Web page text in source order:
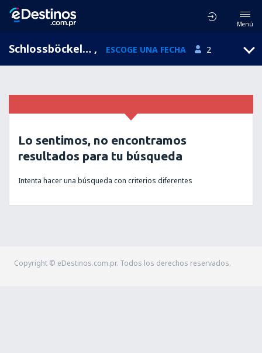
Menú
Schlossböckelheim, Renania-Palatinado, Alemania , ESCOGE UNA FECHA 2
Lo sentimos, no encontramos
resultados para tu búsqueda
Intenta hacer una búsqueda con criterios diferentes
Copyright © eDestinos.com.pr. Todos los derechos reservados.